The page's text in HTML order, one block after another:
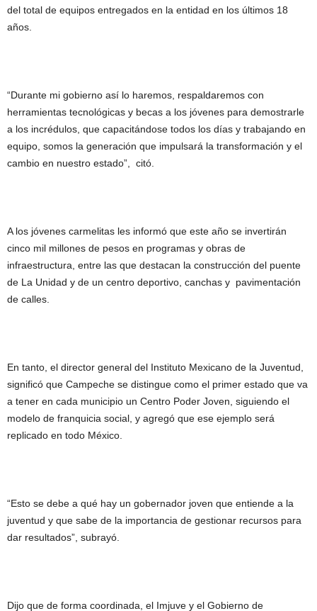
del total de equipos entregados en la entidad en los últimos 18
años.
“Durante mi gobierno así lo haremos, respaldaremos con
herramientas tecnológicas y becas a los jóvenes para demostrarle
a los incrédulos, que capacitándose todos los días y trabajando en
equipo, somos la generación que impulsará la transformación y el
cambio en nuestro estado”, citó.
A los jóvenes carmelitas les informó que este año se invertirán
cinco mil millones de pesos en programas y obras de
infraestructura, entre las que destacan la construcción del puente
de La Unidad y de un centro deportivo, canchas y pavimentación
de calles.
En tanto, el director general del Instituto Mexicano de la Juventud,
significó que Campeche se distingue como el primer estado que va
a tener en cada municipio un Centro Poder Joven, siguiendo el
modelo de franquicia social, y agregó que ese ejemplo será
replicado en todo México.
“Esto se debe a qué hay un gobernador joven que entiende a la
juventud y que sabe de la importancia de gestionar recursos para
dar resultados”, subrayó.
Dijo que de forma coordinada, el Imjuve y el Gobierno de